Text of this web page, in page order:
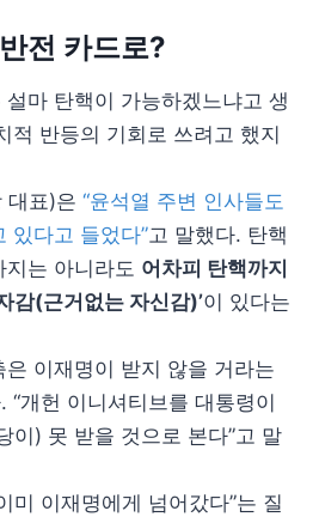
전 카드로?
마 탄핵이 가능하겠느냐고 생
적 반등의 기회로 쓰려고 했지
대표)은 “윤석열 주변 인사들도
있다고 들었다”고 말했다. 탄핵
지는 아니라도 어차피 탄핵까지
감(근거없는 자신감)’이 있다는
은 이재명이 받지 않을 거라는
“개헌 이니셔티브를 대통령이
이) 못 받을 것으로 본다”고 말
미 이재명에게 넘어갔다”는 질